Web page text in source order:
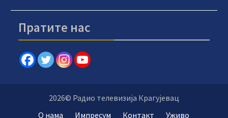
Пратите нас
2026© Радио телевизија Крагујевац
О нама
Импресум Контакт Уживо